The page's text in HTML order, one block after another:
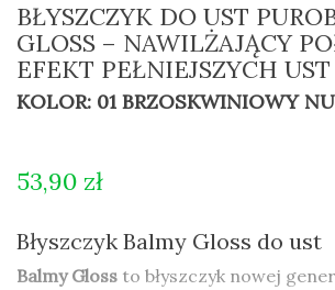
BŁYSZCZYK DO UST
GLOSS – NAWILŻAJĄCY
EFEKT PEŁNIEJSZYCH UST
KOLOR: 01 BRZOSKWINIOWY
53,90 zł
Błyszczyk Balmy Gloss do ust
Balmy Gloss to błyszczyk nowej